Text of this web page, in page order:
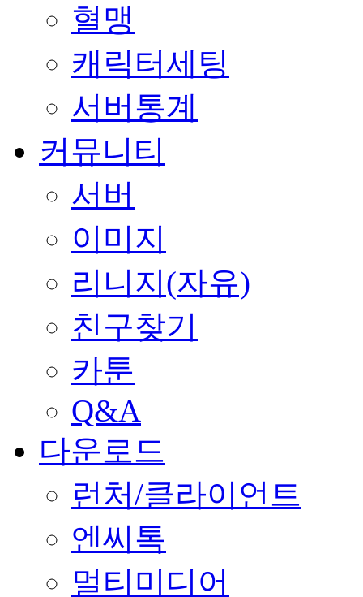
혈맹
캐릭터세팅
서버통계
커뮤니티
서버
이미지
리니지(자유)
친구찾기
카툰
Q&A
다운로드
런처/클라이언트
엔씨톡
멀티미디어